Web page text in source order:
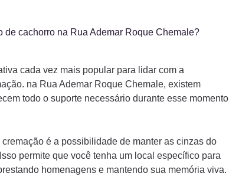
de cachorro na Rua Ademar Roque Chemale?
cada vez mais popular para lidar com a
na Rua Ademar Roque Chemale, existem
todo o suporte necessário durante esse momento
é a possibilidade de manter as cinzas do
permite que você tenha um local específico para
homenagens e mantendo sua memória viva.